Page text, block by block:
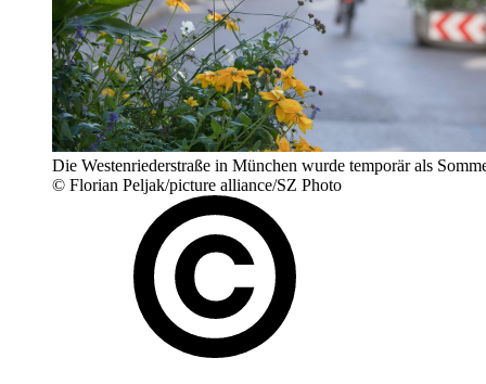
Die Westenriederstraße in München wurde temporär als
© Florian Peljak/picture alliance/SZ Photo